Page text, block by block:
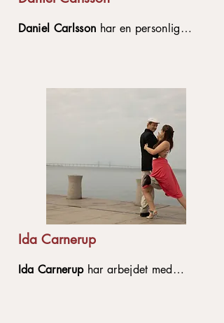
Daniel Carlsson har en personlig
ham, voksede musik og følelser tidligt
drevet ham til at opbygge Nordens
største tangoskole. Daniels
undervisning er præget af musikalitet,
nærvær og en ægte forståelse af
tangoens kultur og sjæl.
Ida Carnerup
Ida Carneruphar arbejdet med